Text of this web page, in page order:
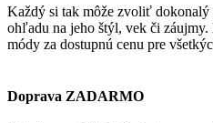
Každý si tak môže zvoliť dokonalý
ohľadu na jeho štýl, vek či
módy za dostupnú cenu pre
Doprava ZADARMO